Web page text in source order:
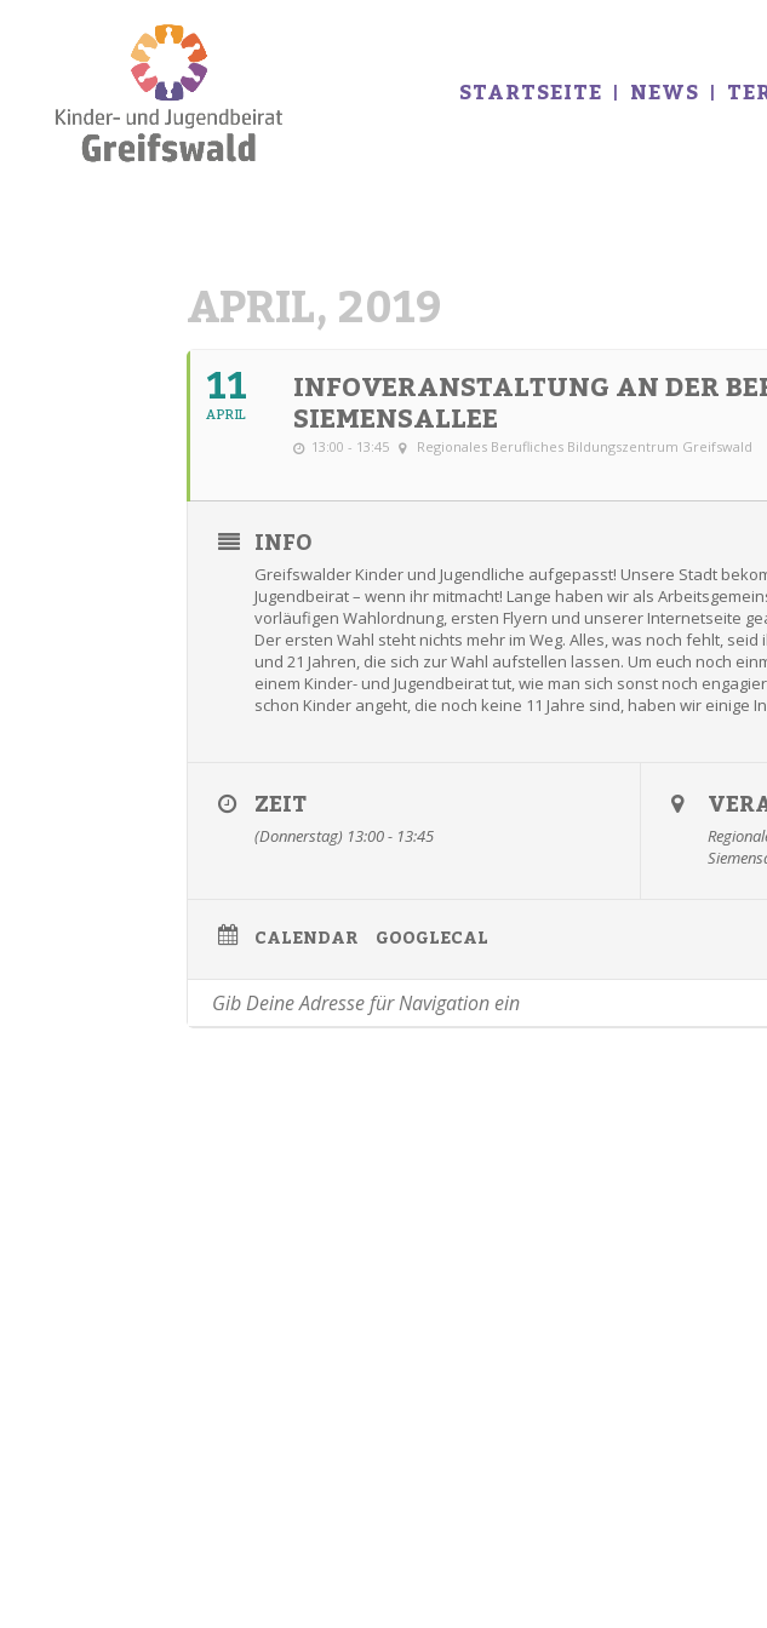
STARTSEITE NEWS
APRIL, 2019
11
APRIL
INFOVERANSTALTUNG AN DER
SIEMENSALLEE
13:00 - 13:45 Regionales Berufliches Bildungszentrum Greifswald
INFO
Greifswalder Kinder und Jugendliche aufgepasst! Unsere Stadt
Jugendbeirat – wenn ihr mitmacht! Lange haben wir als
vorläufigen Wahlordnung, ersten Flyern und unserer Internetseite
Der ersten Wahl steht nichts mehr im Weg. Alles, was noch fehlt, seid
und 21 Jahren, die sich zur Wahl aufstellen lassen. Um euch noch
einem Kinder- und Jugendbeirat tut, wie man sich sonst noch
schon Kinder angeht, die noch keine 11 Jahre sind, haben wir einige
ZEIT
(Donnerstag) 13:00 - 13:45
CALENDAR GOOGLECAL